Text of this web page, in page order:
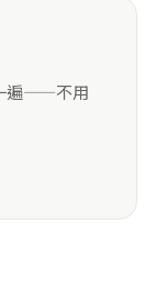
遍——不用